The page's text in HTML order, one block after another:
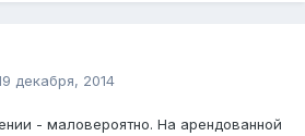
декабря, 2014
- маловероятно. На арендованной